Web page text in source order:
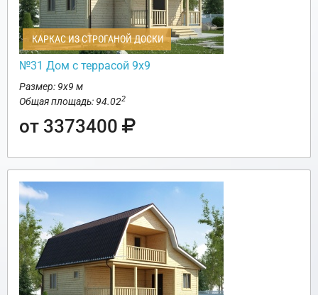
КАРКАС ИЗ СТРОГАНОЙ ДОСКИ
№31 Дом с террасой 9х9
Размер: 9х9 м
Общая площадь: 94.022
от 3373400